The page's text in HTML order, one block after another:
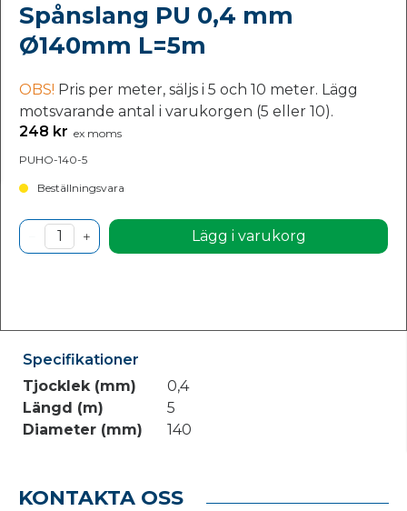
Spånslang PU 0,4 mm
Ø140mm L=5m
OBS! Pris per meter, säljs i 5 och 10 meter. Lägg
motsvarande antal i varukorgen (5 eller 10).
248 kr ex moms
PUHO-140-5
Beställningsvara
Lägg i varukorg
Specifikationer
Tjocklek (mm)
0,4
Längd (m)
5
Diameter (mm)
140
KONTAKTA OSS